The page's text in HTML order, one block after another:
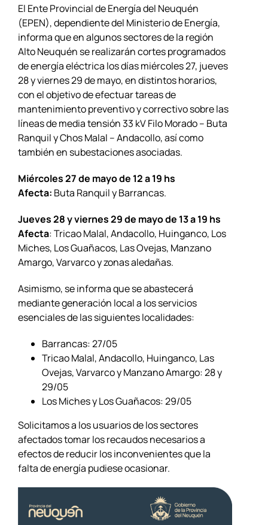
El Ente Provincial de Energía del Neuquén
(EPEN), dependiente del Ministerio de Energía,
informa que en algunos sectores de la región
Alto Neuquén se realizarán cortes programados
de energía eléctrica los días miércoles 27, jueves
28 y viernes 29 de mayo, en distintos horarios,
con el objetivo de efectuar tareas de
mantenimiento preventivo y correctivo sobre las
líneas de media tensión 33 kV Filo Morado – Buta
Ranquil y Chos Malal – Andacollo, así como
también en subestaciones asociadas.
Miércoles 27 de mayo de 12 a 19 hs
Afecta: Buta Ranquil y Barrancas.
Jueves 28 y viernes 29 de mayo de 13 a 19 hs
Afecta: Tricao Malal, Andacollo, Huinganco, Los
Miches, Los Guañacos, Las Ovejas, Manzano
Amargo, Varvarco y zonas aledañas.
Asimismo, se informa que se abastecerá
mediante generación local a los servicios
esenciales de las siguientes localidades:
Barrancas: 27/05
Tricao Malal, Andacollo, Huinganco, Las
Ovejas, Varvarco y Manzano Amargo: 28 y
29/05
Los Miches y Los Guañacos: 29/05
Solicitamos a los usuarios de los sectores
afectados tomar los recaudos necesarios a
efectos de reducir los inconvenientes que la
falta de energía pudiese ocasionar.